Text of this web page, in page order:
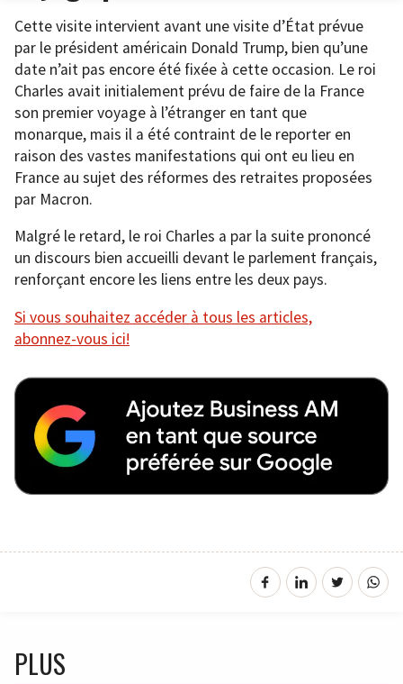
Cette visite intervient avant une visite d’État prévue
par le président américain Donald Trump, bien qu’une
date n’ait pas encore été fixée à cette occasion. Le roi
Charles avait initialement prévu de faire de la France
son premier voyage à l’étranger en tant que
monarque, mais il a été contraint de le reporter en
raison des vastes manifestations qui ont eu lieu en
France au sujet des réformes des retraites proposées
par Macron.
Malgré le retard, le roi Charles a par la suite prononcé
un discours bien accueilli devant le parlement français,
renforçant encore les liens entre les deux pays.
Si vous souhaitez accéder à tous les articles,
abonnez-vous ici!
PLUS